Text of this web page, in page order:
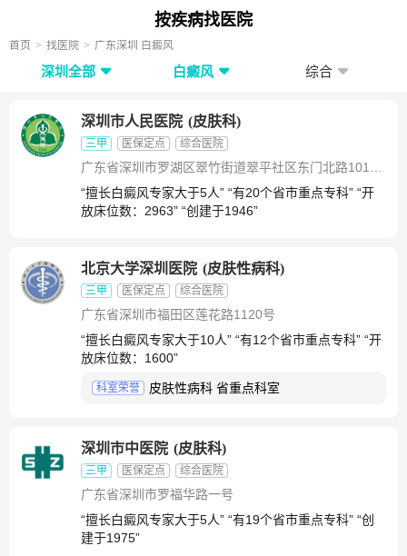
按疾病找医院
首页 找医院 广东深圳 白癜风
深圳全部 白癜风 综合
深圳市人民医院 (皮肤科)
三甲 医保定点 综合医院
“擅长白癜风专家大于5人” “有20个省市重点专科” “开
放床位数：2963” “创建于1946”
北京大学深圳医院 (皮肤性病科)
三甲 医保定点 综合医院
广东省深圳市福田区莲花路1120号
“擅长白癜风专家大于10人” “有12个省市重点专科” “开
放床位数：1600”
科室荣誉 皮肤性病科 省重点科室
深圳市中医院 (皮肤科)
三甲 医保定点 综合医院
广东省深圳市罗福华路一号
“擅长白癜风专家大于5人” “有19个省市重点专科” “创
建于1975”